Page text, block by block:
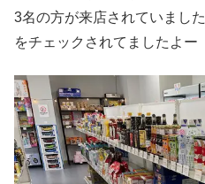
3名の方が来店されていまし
をチェックされてましたよー